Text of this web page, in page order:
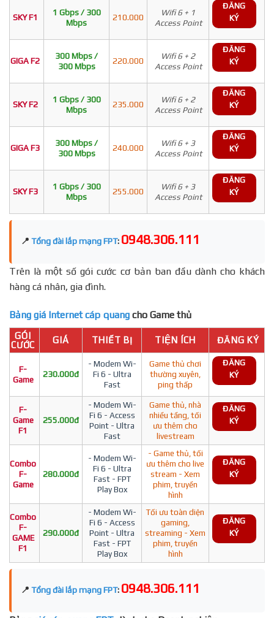
SKY F1
1 Gbps / 300
Mbps
210.000
Wifi 6 + 1
Access Point
ĐĂNG
KÝ
GIGA F2
300 Mbps /
300 Mbps
220.000
Wifi 6 + 2
Access Point
ĐĂNG
KÝ
SKY F2
1 Gbps / 300
Mbps
235.000
Wifi 6 + 2
Access Point
ĐĂNG
KÝ
GIGA F3
300 Mbps /
300 Mbps
240.000
Wifi 6 + 3
Access Point
ĐĂNG
KÝ
SKY F3
1 Gbps / 300
Mbps
255.000
Wifi 6 + 3
Access Point
ĐĂNG
KÝ
📍 Tổng đài lắp mạng FPT: 0948.306.111
Trên là một số gói cước cơ bản ban đầu dành cho khách
hàng cá nhân, gia đình.
Bảng giá Internet cáp quang cho Game thủ
GÓI
CƯỚC
GIÁ THIẾT BỊ TIỆN ÍCH ĐĂNG KÝ
F-
Game
230.000đ
- Modem Wi-
Fi 6 - Ultra
Fast
Game thủ chơi
thường xuyên,
ping thấp
ĐĂNG
KÝ
F-
Game
F1
255.000đ
- Modem Wi-
Fi 6 - Access
Point - Ultra
Fast
Game thủ, nhà
nhiều tầng, tối
ưu thêm cho
livestream
ĐĂNG
KÝ
Combo
F-
Game
280.000đ
- Modem Wi-
Fi 6 - Ultra
Fast - FPT
Play Box
- Game thủ, tối
ưu thêm cho live
stream - Xem
phim, truyền
hình
ĐĂNG
KÝ
Combo
F-
GAME
F1
290.000đ
- Modem Wi-
Fi 6 - Access
Point - Ultra
Fast - FPT
Play Box
Tối ưu toàn diện
gaming,
streaming - Xem
phim, truyền
hình
ĐĂNG
KÝ
📍 Tổng đài lắp mạng FPT: 0948.306.111